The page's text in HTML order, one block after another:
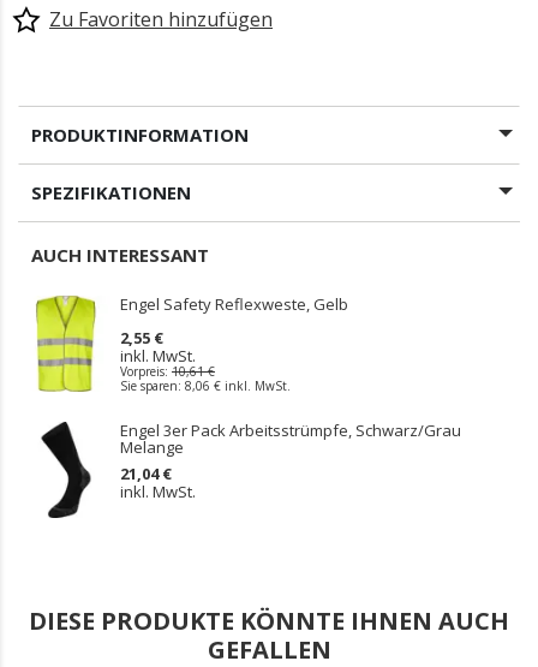
Zu Favoriten hinzufügen
PRODUKTINFORMATION
SPEZIFIKATIONEN
AUCH INTERESSANT
Engel Safety Reflexweste, Gelb
2,55 €
inkl. MwSt.
Vorpreis: 10,61 €
Sie sparen: 8,06 € inkl. MwSt.
Engel 3er Pack Arbeitsstrümpfe, Schwarz/Grau
Melange
21,04 €
inkl. MwSt.
DIESE PRODUKTE KÖNNTE IHNEN AUCH
GEFALLEN